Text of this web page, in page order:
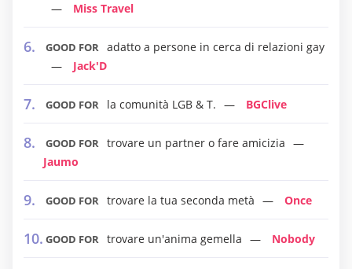
Miss Travel
GOOD FOR adatto a persone in cerca di relazioni gay
Jack'D
GOOD FOR la comunità LGB & T. BGClive
GOOD FOR trovare un partner o fare amicizia
Jaumo
GOOD FOR trovare la tua seconda metà Once
GOOD FOR trovare un'anima gemella Nobody